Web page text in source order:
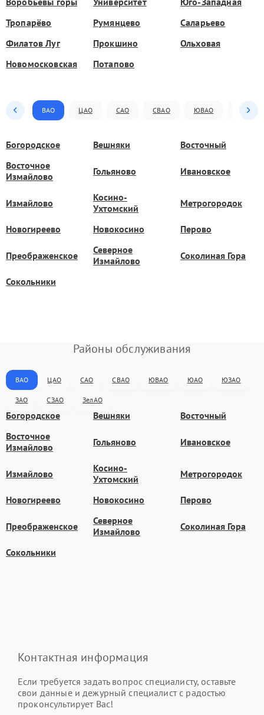
Тропарёво
Румянцево
Саларьево
Филатов Луг
Прокшино
Ольховая
Новомосковская
Потапово
ВАО ЦАО САО СВАО ЮВАО ЮАО
Богородское Вешняки
Восточный
Восточное
Измайлово
Гольяново Ивановское
Измайлово
Косино-
Ухтомский
Метрогородок
Новогиреево Новокосино Перово
Преображенское
Северное
Измайлово
Соколиная Гора
Сокольники
Районы обслуживания
ВАО ЦАО САО СВАО ЮВАО ЮАО ЮЗАО
ЗАО СЗАО ЗелАО
Богородское Вешняки
Восточный
Восточное
Измайлово
Гольяново Ивановское
Измайлово
Косино-
Ухтомский
Метрогородок
Новогиреево Новокосино Перово
Преображенское
Северное
Измайлово
Соколиная Гора
Сокольники
Контактная информация
Если требуется задать вопрос специалисту, оставьте
свои данные и дежурный специалист с радостью
проконсультирует Вас!